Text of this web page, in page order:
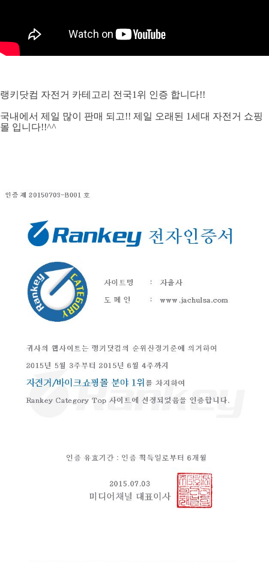
랭키닷컴 자전거 카테고리 전국1위 인증 합니다!!
국내에서 제일 많이 판매 되고!! 제일 오래된 1세대 자전거 쇼핑
몰 입니다!!^^